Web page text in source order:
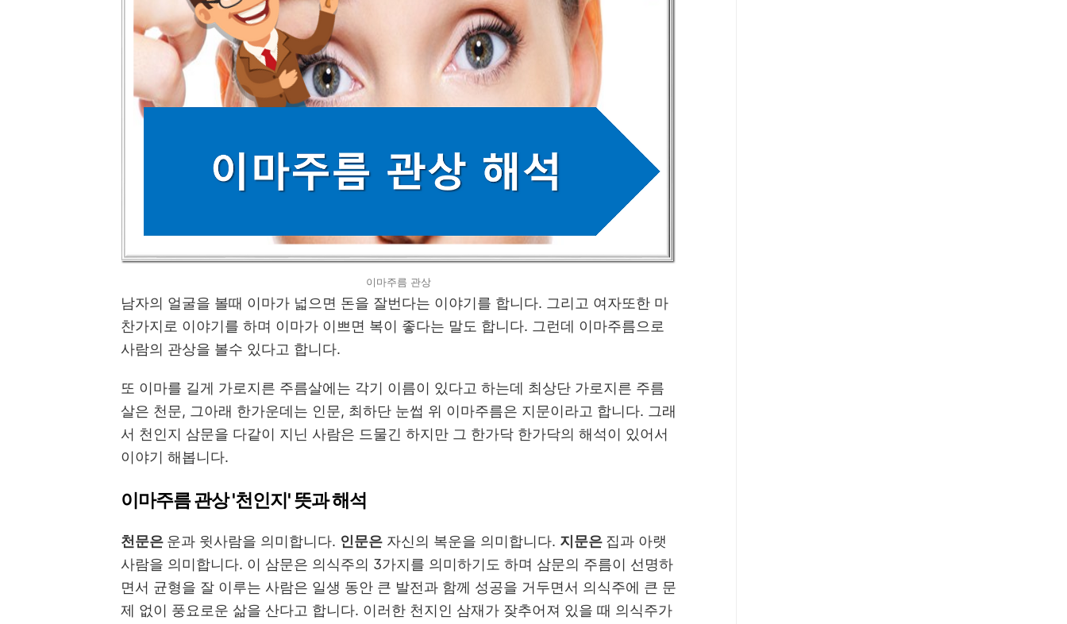
이마주름 관상
남자의 얼굴을 볼때 이마가 넓으면 돈을 잘번다는 이야기를 합니다. 그리고 여자또한 마
찬가지로 이야기를 하며 이마가 이쁘면 복이 좋다는 말도 합니다. 그런데 이마주름으로
사람의 관상을 볼수 있다고 합니다.
또 이마를 길게 가로지른 주름살에는 각기 이름이 있다고 하는데 최상단 가로지른 주름
살은 천문, 그아래 한가운데는 인문, 최하단 눈썹 위 이마주름은 지문이라고 합니다. 그래
서 천인지 삼문을 다같이 지닌 사람은 드물긴 하지만 그 한가닥 한가닥의 해석이 있어서
이야기 해봅니다.
이마주름 관상 '천인지' 뜻과 해석
천문은 운과 윗사람을 의미합니다. 인문은 자신의 복운을 의미합니다. 지문은 집과 아랫
사람을 의미합니다. 이 삼문은 의식주의 3가지를 의미하기도 하며 삼문의 주름이 선명하
면서 균형을 잘 이루는 사람은 일생 동안 큰 발전과 함께 성공을 거두면서 의식주에 큰 문
제 없이 풍요로운 삶을 산다고 합니다. 이러한 천지인 삼재가 잦추어져 있을 때 의식주가